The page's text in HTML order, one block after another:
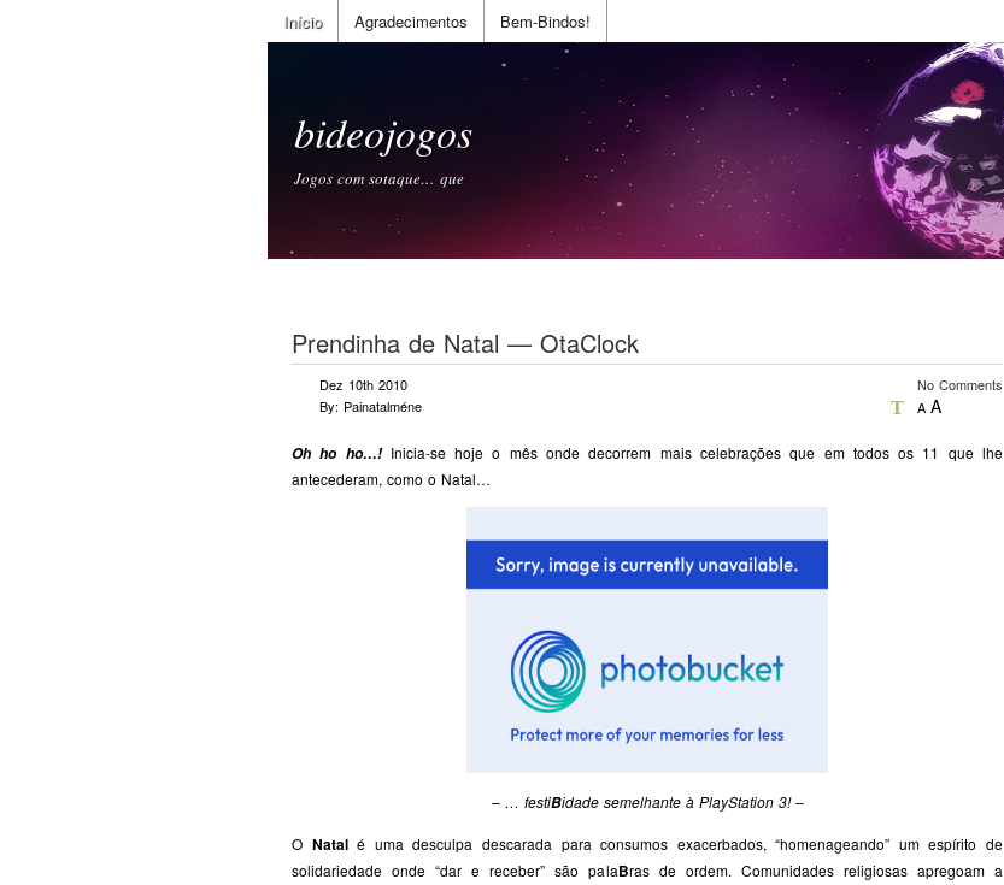
Início Agradecimentos Bem-Bindos!
bideojogos
Jogos com sotaque… que
Prendinha de Natal — OtaClock
Dez 10th 2010
By: Painatalméne
No Comments
A A
Oh ho ho…!Inicia-se hoje o mês onde decorrem mais celebrações que em todos os 11 que lhe
antecederam, como o Natal…
– … festiBidade semelhante à PlayStation 3! –
O Natalé uma desculpa descarada para consumos exacerbados, “homenageando” um espírito de
solidariedade onde “dar e receber” são palaBras de ordem. Comunidades religiosas apregoam a